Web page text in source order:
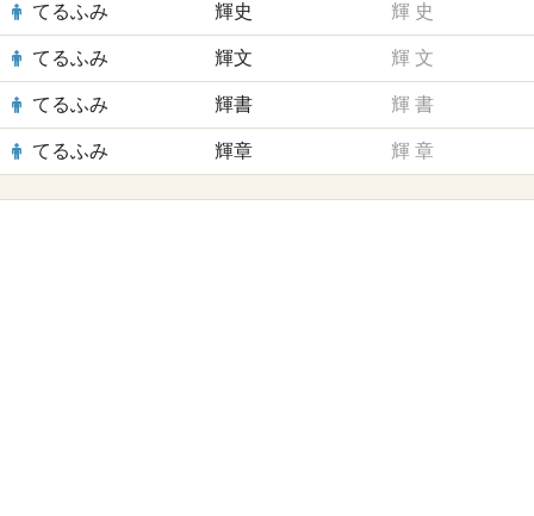
てるふみ 輝史 輝 史
てるふみ 輝文 輝 文
てるふみ 輝書 輝 書
てるふみ 輝章 輝 章